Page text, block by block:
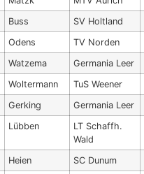
Buss
SV Holtland
Odens
TV Norden
Watzema
Germania Leer
Woltermann
TuS Weener
Gerking
Germania Leer
Lübben
LT Schaffh.
Wald
Heien
SC Dunum